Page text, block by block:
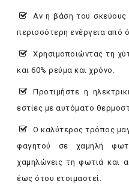
Αν η βάση του σκεύους
περισσότερη ενέργεια από
Χρησιμοποιώντας τη
και 60% ρεύμα και χρόνο.
Προτιμήστε η
εστίες με αυτόματο
Ο καλύτερος τρόπος
φαγητού σε χαμηλή
χαμηλώνεις τη φωτιά και
έως ότου ετοιμαστεί.